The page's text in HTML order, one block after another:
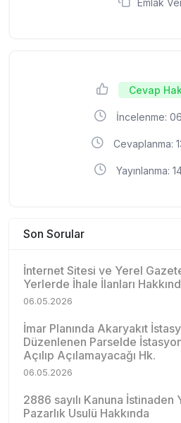
Emlak
Cevap
İncelenme:
Cevaplanma:
Yayınlanma:
Son Sorular
İnternet Sitesi ve Yerel
Yerlerde İhale İlanları
06.05.2026
İmar Planında Akaryakıt
Düzenlenen Parselde
Açılıp Açılamayacağı Hk.
06.05.2026
2886 sayılı Kanuna İstinaden
Pazarlık Usulü Hakkında